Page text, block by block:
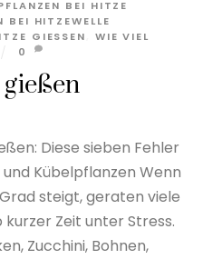
BEI HITZE
BEI HITZEWELLE
GIESSEN
WIE VIEL
0
Diese sieben Fehler
Kübelpflanzen Wenn
steigt, geraten viele
Zeit unter Stress.
Zucchini, Bohnen,